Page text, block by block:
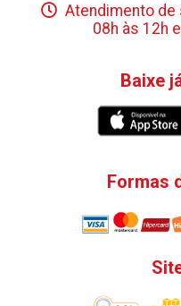
Atendimento de
08h às 12h
Baixe
Formas